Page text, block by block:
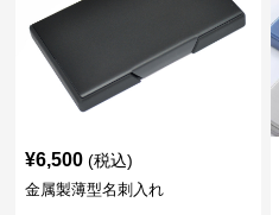
¥6,500 (税込)
金属製薄型名刺入れ